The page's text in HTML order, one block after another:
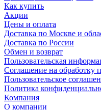
Как купить
Акции
Цены и оплата
Доставка по Москве и
Доставка по России
Обмен и возврат
Пользовательская
Соглашение на обработку
Пользовательское
Политика
Компания
О компании